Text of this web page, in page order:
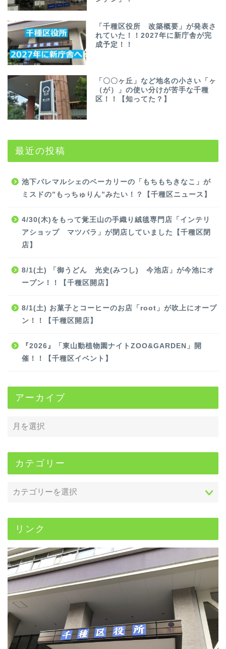
「千種区役所 改築概要」が発表さ
れていた！！2027年に新庁舎が完
成予定！！
「〇〇ヶ丘」など地名の小さい「ヶ
（が）」の使い分けが苦手な千種
区！！【知ってた？】
最近の投稿
池下パレマルシェのベーカリーの「もちもちきなこ」が
ミスドの”もっちゅりん”みたい！？【千種区ニュース】
4/30(木)をもって覚王山の手織り絨毯専門店「インテリ
アショップ マツバラ」が閉店していました【千種区閉
店】
8/1(土) 「御うどん 光史(みつし) 今池店」が今池にオ
ープン！！【千種区開店】
8/1(土) お菓子とコーヒーのお店「root」が吹上にオープ
ン！！【千種区開店】
『2026』「東山動植物園ナイトZOO&GARDEN」開
催！！【千種区イベント】
アーカイブ
カテゴリー
リンク